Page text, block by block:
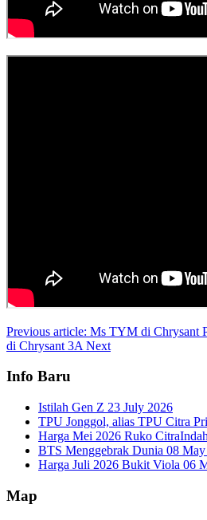
Previous article: Ms TYM di Chrysant
di Chrysant 3A Next
Info Baru
Istilah Gen Z 23 July 2026
TPU Jonggol, alias TPU Citra
Harga Mei 2026 Ruko
BTS Menggebrak Dunia 08
Harga Juli 2026 Bukit Viola 06
Map